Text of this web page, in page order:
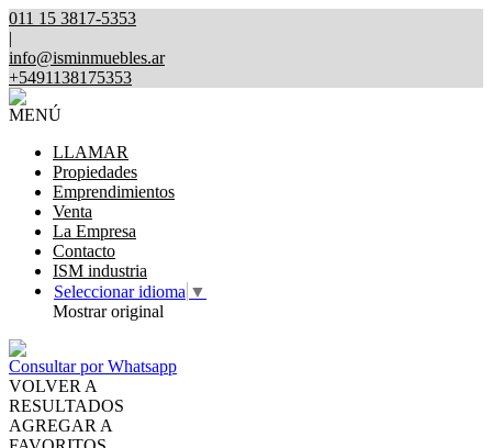
011 15 3817-5353
|
info@isminmuebles.ar
+5491138175353
MENÚ
LLAMAR
Propiedades
Emprendimientos
Venta
La Empresa
Contacto
ISM industria
Seleccionar idioma ▼
Mostrar original
Consultar por Whatsapp
VOLVER A
RESULTADOS
AGREGAR A